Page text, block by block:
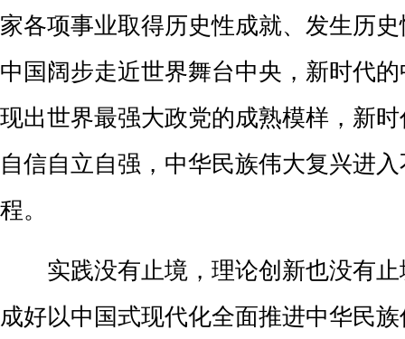
家各项事业取得历史性成就、发生历
中国阔步走近世界舞台中央 ， 新时代
现出世界最强大政党的成熟模样，新
自信自立自强， 中华民族伟大复兴进
程。
实践没有止境，理论创新也没有
成好以中国式现代化全面推进中华民